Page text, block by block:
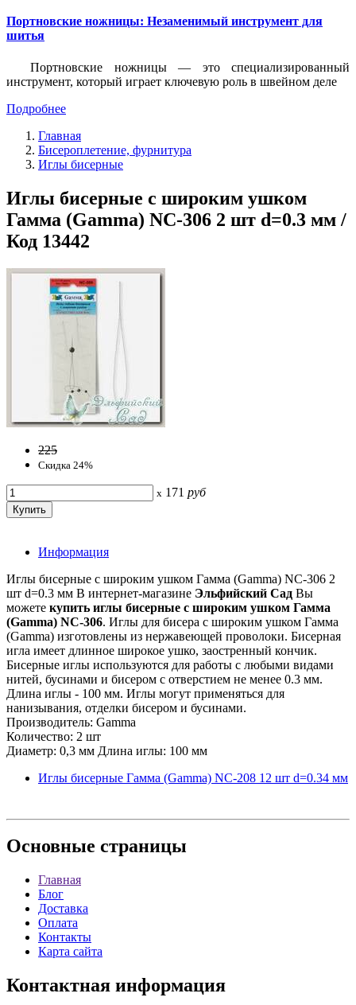
Портновские ножницы: Незаменимый инструмент для
шитья
Портновские ножницы — это специализированный
инструмент, который играет ключевую роль в швейном деле
Подробнее
Главная
Бисероплетение, фурнитура
Иглы бисерные
Иглы бисерные с широким ушком
Гамма (Gamma) NC-306 2 шт d=0.3 мм /
Код 13442
225
Скидка 24%
x 171 руб
Информация
Иглы бисерные с широким ушком Гамма (Gamma) NC-306 2
шт d=0.3 мм В интернет-магазине Эльфийский Сад Вы
можете купить иглы бисерные с широким ушком Гамма
(Gamma) NC-306. Иглы для бисера с широким ушком Гамма
(Gamma) изготовлены из нержавеющей проволоки. Бисерная
игла имеет длинное широкое ушко, заостренный кончик.
Бисерные иглы используются для работы с любыми видами
нитей, бусинами и бисером с отверстием не менее 0.3 мм.
Длина иглы - 100 мм. Иглы могут применяться для
нанизывания, отделки бисером и бусинами.
Производитель: Gamma
Количество: 2 шт
Диаметр: 0,3 мм Длина иглы: 100 мм
Иглы бисерные Гамма (Gamma) NC-208 12 шт d=0.34 мм
Основные страницы
Главная
Блог
Доставка
Оплата
Контакты
Карта сайта
Контактная информация